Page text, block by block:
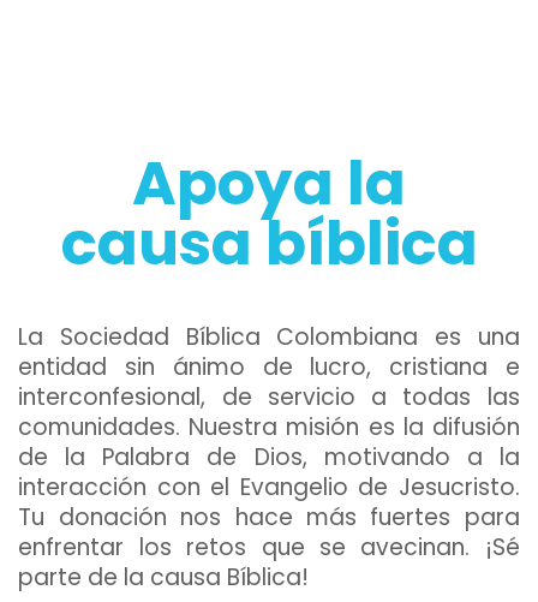
Apoya la
causa bíblica
La Sociedad Bíblica Colombiana es una
entidad sin ánimo de lucro, cristiana e
interconfesional, de servicio a todas las
comunidades. Nuestra misión es la difusión
de la Palabra de Dios, motivando a la
interacción con el Evangelio de Jesucristo.
Tu donación nos hace más fuertes para
enfrentar los retos que se avecinan. ¡Sé
parte de la causa Bíblica!